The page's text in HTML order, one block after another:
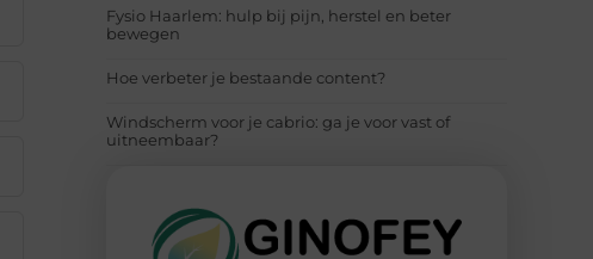
Fysio Haarlem: hulp bij pijn, herstel en beter
bewegen
Hoe verbeter je bestaande content?
Windscherm voor je cabrio: ga je voor vast of
uitneembaar?